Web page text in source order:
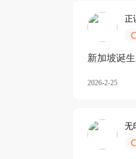
正
新加坡诞
2026-2-25
无